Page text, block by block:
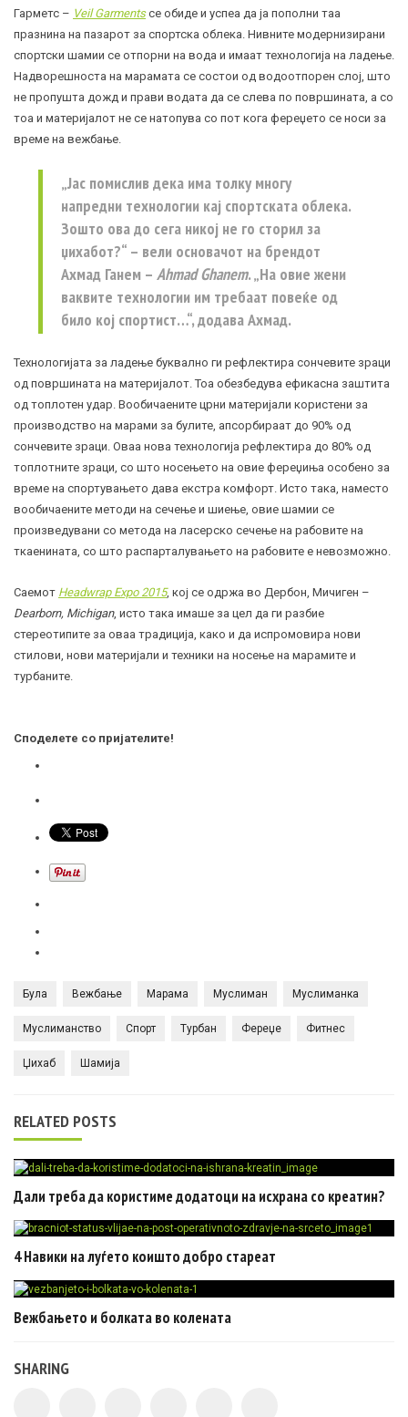
Гарметс – Veil Garmentsсе обиде и успеа да ја пополни таа
празнина на пазарот за спортска облека. Нивните модернизирани
спортски шамии се отпорни на вода и имаат технологија на ладење.
Надворешноста на марамата се состои од водоотпорен слој, што
не пропушта дожд и прави водата да се слева по површината, а со
тоа и материјалот не се натопува со пот кога фереџето се носи за
време на вежбање.
„Јас помислив дека има толку многу
напредни технологии кај спортската облека.
Зошто ова до сега никој не го сторил за
џихабот?“ – вели основачот на брендот
Ахмад Ганем – Ahmad Ghanem. „На овие жени
ваквите технологии им требаат повеќе од
било кој спортист…“, додава Ахмад.
Технологијата за ладење буквално ги рефлектира сончевите зраци
од површината на материјалот. Тоа обезбедува ефикасна заштита
од топлотен удар. Вообичаените црни материјали користени за
производство на марами за булите, апсорбираат до 90% од
сончевите зраци. Оваа нова технологија рефлектира до 80% од
топлотните зраци, со што носењето на овие фереџиња особено за
време на спортувањето дава екстра комфорт. Исто така, наместо
вообичаените методи на сечење и шиење, овие шамии се
произведувани со метода на ласерско сечење на рабовите на
ткаенината, со што распарталувањето на рабовите е невозможно.
Саемот Headwrap Expo 2015, кој се одржа во Дербон, Мичиген –
Dearborn, Michigan, исто така имаше за цел да ги разбие
стереотипите за оваа традиција, како и да испромовира нови
стилови, нови материјали и техники на носење на марамите и
турбаните.
Споделете со пријателите!
Була Вежбање Марама Муслиман Муслиманка
Муслиманство Спорт Турбан Фереџе Фитнес
Џихаб Шамија
RELATED POSTS
Дали треба да користиме додатоци на исхрана со креатин?
4 Навики на луѓето коишто добро стареат
Вежбањето и болката во колената
SHARING